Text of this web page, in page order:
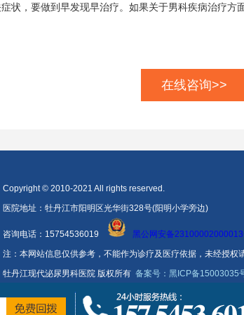
状，要做到早发现早治疗。如果关于男科疾病治疗方
在线咨询>>
Copyright © 2010-2021 All rights reserved.
医院地址：牡丹江市阳明区光华街328号(阳明小学旁边)
咨询电话：15754536019
黑公网安备
注：本网站信息仅供参考，不能作为诊疗及医疗依据，未经授权
牡丹江现代泌尿男科医院 版权所有 备案号：黑ICP备15003035